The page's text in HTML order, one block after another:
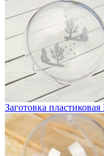
Заготовка